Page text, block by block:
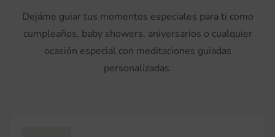
Dejáme guiar tus momentos especiales para ti como
cumpleaños, baby showers, aniversarios o cualquier
ocasión especial con meditaciones guiadas
personalizadas.